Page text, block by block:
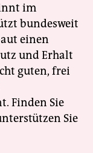
im
bundesweit
einen
und Erhalt
guten, frei
Finden Sie
Sie